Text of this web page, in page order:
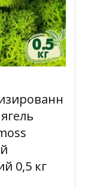
0,5 кг